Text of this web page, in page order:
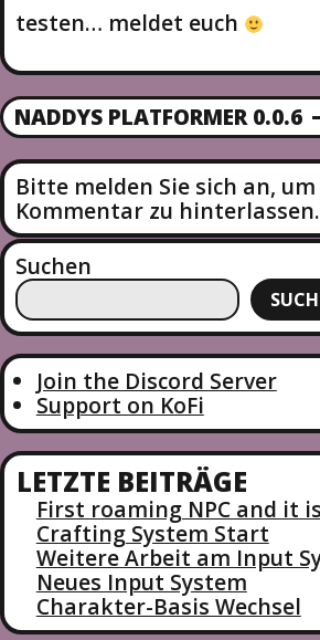
testen… meldet euch
B
E
I
R
A
G
S
N
A
V
I
G
N
N
E
X
T
P
O
S
T
NADDYS PLATFORMER 0.0.6
Bitte melden Sie sich an,
Kommentar zu hinterlassen.
Suchen
Join the Discord Server
Support on KoFi
LETZTE BEITRÄGE
First roaming NPC and it
Crafting System Start
Weitere Arbeit am Input
Neues Input System
Charakter-Basis Wechsel